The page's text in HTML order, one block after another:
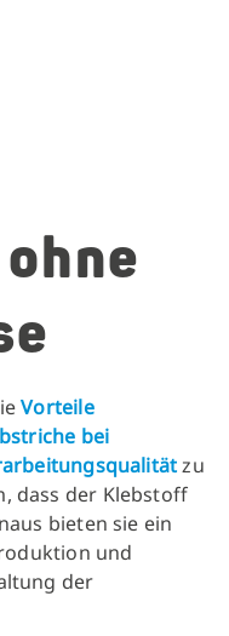
Vorteile
bei
zu
dass der Klebstoff
bieten sie ein
und
der